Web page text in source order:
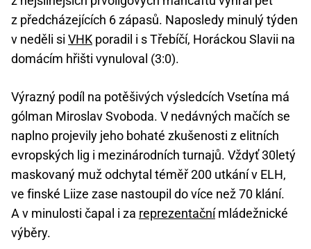
z předcházejících 6 zápasů. Naposledy minulý týden
v neděli si VHK poradil i s Třebíčí, Horáckou Slavii na
domácím hřišti vynuloval (3:0).
Výrazný podíl na potěšivých výsledcích Vsetína má
gólman Miroslav Svoboda. V nedávných mačích se
naplno projevily jeho bohaté zkušenosti z elitních
evropských lig i mezinárodních turnajů. Vždyť 30letý
maskovaný muž odchytal téměř 200 utkání v ELH,
ve finské Liize zase nastoupil do více než 70 klání.
A v minulosti čapal i za reprezentačnímládežnické
výběry.